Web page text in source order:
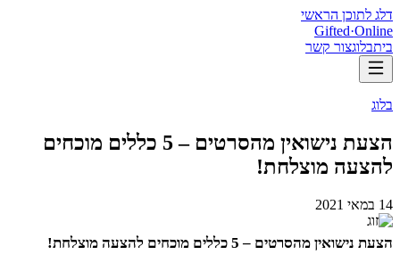
דלג לתוכן הראשי
Gifted·Online
ביתבלוגצור קשר
בלוג
הצעת נישואין מהסרטים – 5 כללים מוכחים
להצעה מוצלחת!
14 במאי 2021
הצעת נישואין מהסרטים – 5 כללים מוכחים להצעה מוצלחת !